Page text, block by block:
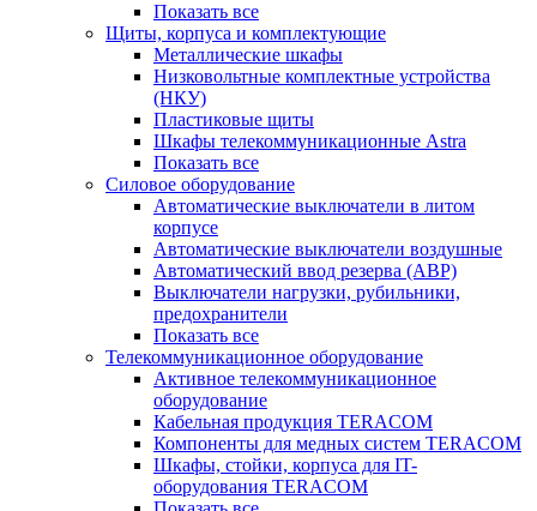
Показать все
Щиты, корпуса и комплектующие
Металлические шкафы
Низковольтные комплектные устройства
(НКУ)
Пластиковые щиты
Шкафы телекоммуникационные Astra
Показать все
Силовое оборудование
Автоматические выключатели в литом
корпусе
Автоматические выключатели воздушные
Автоматический ввод резерва (АВР)
Выключатели нагрузки, рубильники,
предохранители
Показать все
Телекоммуникационное оборудование
Активное телекоммуникационное
оборудование
Кабельная продукция TERACOM
Компоненты для медных систем TERACOM
Шкафы, стойки, корпуса для IT-
оборудования TERACOM